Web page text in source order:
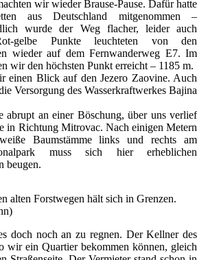
wir wieder Brause-Pause. Dafür hatte
aus Deutschland mitgenommen –
wurde der Weg flacher, leider auch
gelbe Punkte leuchteten von den
wieder auf dem Fernwanderweg E7. Im
wir den höchsten Punkt erreicht – 1185 m.
einen Blick auf den Jezero Zaovine. Auch
Versorgung des Wasserkraftwerkes Bajina
abrupt an einer Böschung, über uns verlief
in Richtung Mitrovac. Nach einigen Metern
Baumstämme links und rechts am
muss sich hier erheblichen
beugen.
alten Forstwegen hält sich in Grenzen.
doch noch an zu regnen. Der Kellner des
wir ein Quartier bekommen können, gleich